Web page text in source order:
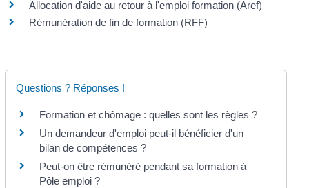
Allocation d'aide au retour à l'emploi formation (Aref)
Rémunération de fin de formation (RFF)
Questions ? Réponses !
Formation et chômage : quelles sont les règles ?
Un demandeur d'emploi peut-il bénéficier d'un
bilan de compétences ?
Peut-on être rémunéré pendant sa formation à
Pôle emploi ?